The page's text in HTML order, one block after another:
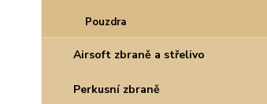
Pouzdra
Airsoft zbraně a střelivo
Perkusní zbraně